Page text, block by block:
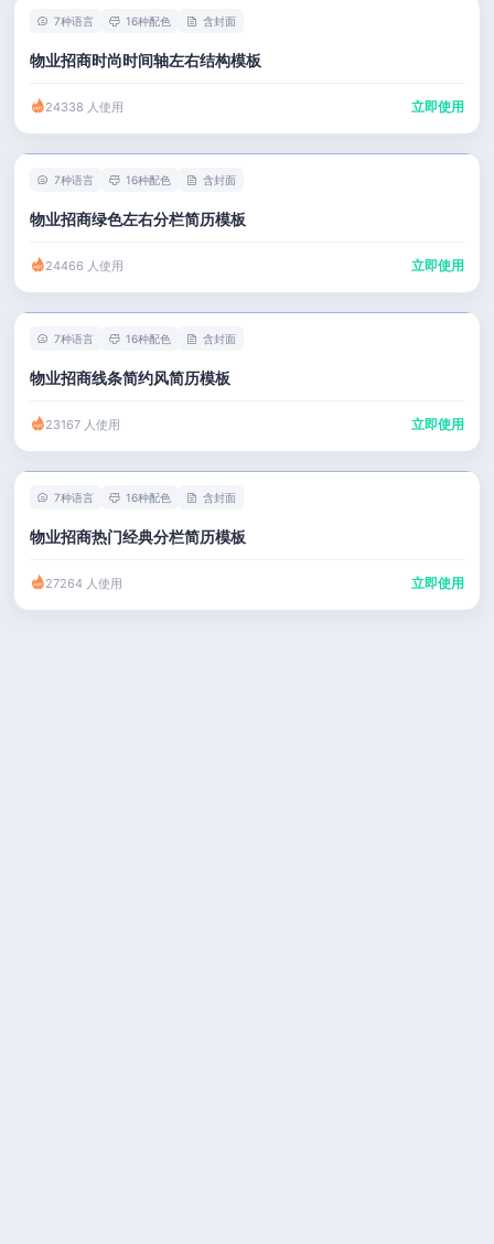
7种语言 16种配色 含封面
物业招商时尚时间轴左右结构模板
24338 人使用 立即使用
7种语言 16种配色 含封面
物业招商绿色左右分栏简历模板
24466 人使用 立即使用
7种语言 16种配色 含封面
物业招商线条简约风简历模板
23167 人使用 立即使用
7种语言 16种配色 含封面
物业招商热门经典分栏简历模板
27264 人使用 立即使用